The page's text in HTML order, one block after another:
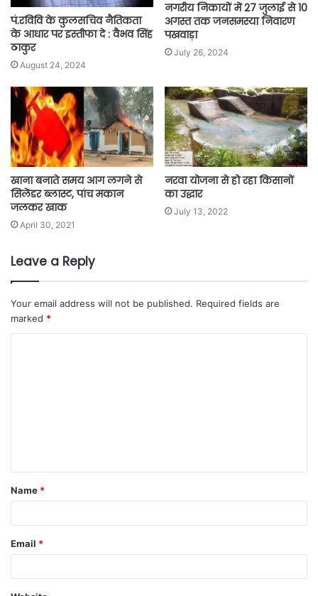
पं.रविवि के कुलसचिव नैतिकता
के आधार पर इस्तीफा दे : वैभव सिंह
ठाकुर
August 24, 2024
नगरीय निकायों में 27 जुलाई से 10
अगस्त तक जनसमस्या निवारण
पखवाड़ा
July 26, 2024
खाना बनाते समय आग लगने से
सिलेंडर ब्लास्ट, पांच मकान
जलकर खाक
April 30, 2021
नरवा योजना से हो रहा किसानों
का उद्धार
July 13, 2022
Leave a Reply
Your email address will not be published. Required fields are
marked *
Name *
Email *